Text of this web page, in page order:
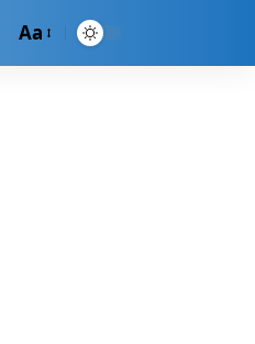
Aa